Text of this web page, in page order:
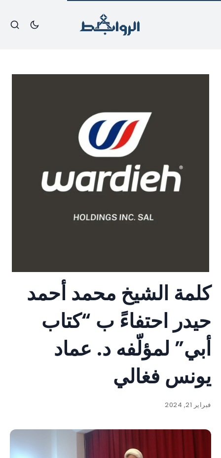
كلمة الشيخ محمد أحمد
حيدر احتفاءً ب “كتاب
أبي” لمؤلّفه د. عماد
يونس فغالي
فبراير 21, 2024